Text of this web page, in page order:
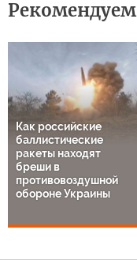
Рекомендуем
Как российские
баллистические
ракеты находят
бреши в
противовоздушной
обороне Украины